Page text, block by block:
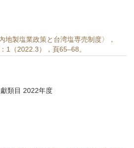
地製塩業政策と台湾塩専売制度〉，
1（2022.3），頁65–68。
類目 2022年度